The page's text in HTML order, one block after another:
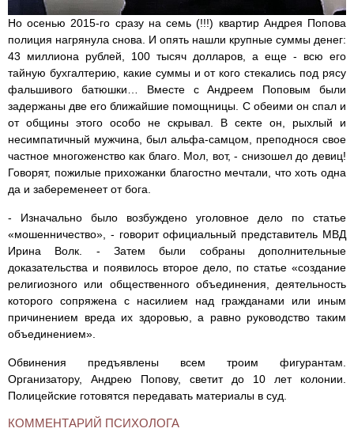
Но осенью 2015-го сразу на семь (!!!) квартир Андрея Попова
полиция нагрянула снова. И опять нашли крупные суммы денег:
43 миллиона рублей, 100 тысяч долларов, а еще - всю его
тайную бухгалтерию, какие суммы и от кого стекались под рясу
фальшивого батюшки… Вместе с Андреем Поповым были
задержаны две его ближайшие помощницы. С обеими он спал и
от общины этого особо не скрывал. В секте он, рыхлый и
несимпатичный мужчина, был альфа-самцом, преподнося свое
частное многоженство как благо. Мол, вот, - снизошел до девиц!
Говорят, пожилые прихожанки благостно мечтали, что хоть одна
да и забеременеет от бога.
- Изначально было возбуждено уголовное дело по статье
«мошенничество», - говорит официальный представитель МВД
Ирина Волк. - Затем были собраны дополнительные
доказательства и появилось второе дело, по статье «создание
религиозного или общественного объединения, деятельность
которого сопряжена с насилием над гражданами или иным
причинением вреда их здоровью, а равно руководство таким
объединением».
Обвинения предъявлены всем троим фигурантам.
Организатору, Андрею Попову, светит до 10 лет колонии.
Полицейские готовятся передавать материалы в суд.
КОММЕНТАРИЙ ПСИХОЛОГА